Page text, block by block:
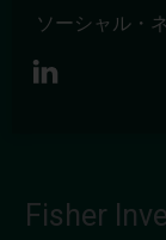
ソーシャル・
Fisher